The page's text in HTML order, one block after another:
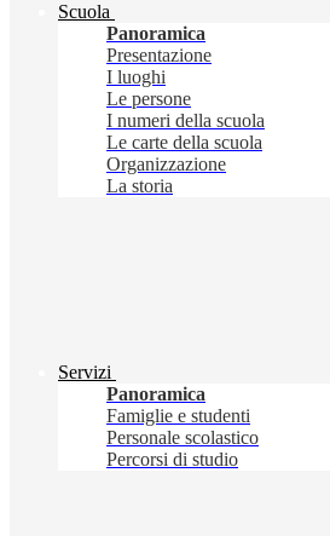
Scuola
Panoramica
Presentazione
I luoghi
Le persone
I numeri della scuola
Le carte della scuola
Organizzazione
La storia
Servizi
Panoramica
Famiglie e studenti
Personale scolastico
Percorsi di studio